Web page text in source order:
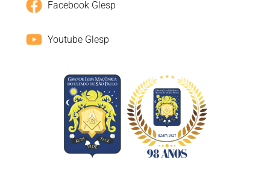
Facebook Glesp
Youtube Glesp